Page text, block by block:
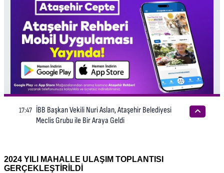
2024 YILI MAHALLE ULAŞIM TOPLANTISI
GERÇEKLEŞTİRİLDİ